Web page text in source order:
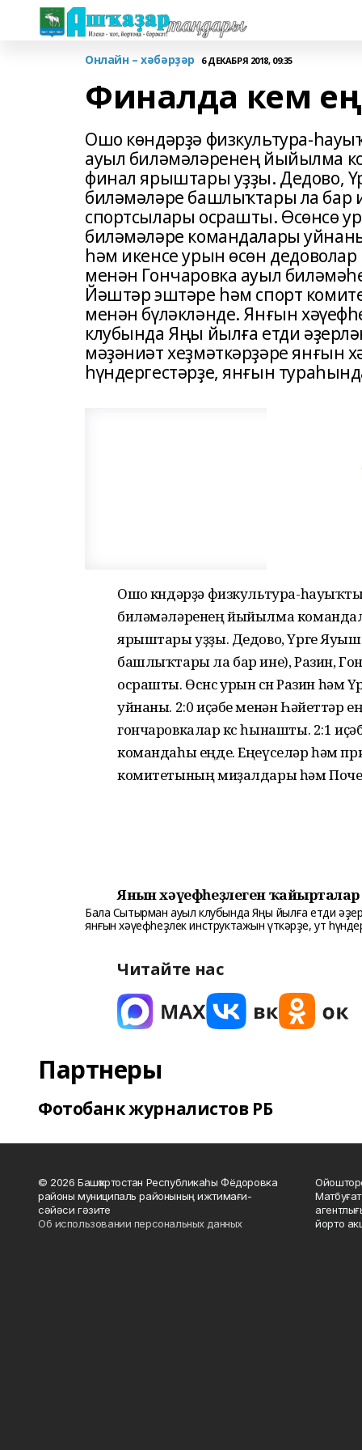
Онлайн – хәбәрҙәр 6 ДЕКАБРЯ 2018, 09:35
Финалда кем
Ошо көндәрҙә физкультура-
ауыл биләмәләренең йыйылма
финал ярыштары уҙҙы. Дедово,
биләмәләре башлыҡтары ла бар
спортсылары осрашты. Өсөнсө
биләмәләре командалары
һәм икенсе урын өсөн
менән Гончаровка ауыл
Йәштәр эштәре һәм спорт
менән бүләкләнде. Янғын
клубында Яңы йылға етди
мәҙәниәт хеҙмәткәрҙәре янғын
һүндергестәрҙе, янғын
Ошо көндәрҙә физкультура-
биләмәләренең йыйылма
ярыштары уҙҙы. Дедово, Үрге
башлыҡтары ла бар ине), Разин,
осрашты. Өсөнсө урын өсөн Разин
уйнаны. 2:0 иҫәбе менән Һәйеттәр
гончаровкалар көс һынашты. 2:1
командаһы еңде. Еңеүселәр һәм
комитетының миҙалдары һәм
Янғын хәүефһеҙлеген ҡайғырталар
Бала Сытырман ауыл клубында Яңы йылға етди
янғын хәүефһеҙлек инструктажын үткәрҙе, ут
Читайте нас
Партнеры
Фотобанк журналистов РБ
© 2026 Башҡортостан Республикаһы Фёдоровка
районы муниципаль районының ижтимағи-
сәйәси гәзите
Об использовании персональных данных
йорто